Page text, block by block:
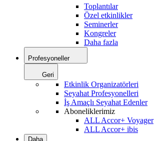
Toplantılar
Özel etkinlikler
Seminerler
Kongreler
Daha fazla
Profesyoneller
Geri
Etkinlik Organizatörleri
Seyahat Profesyonelleri
İş Amaçlı Seyahat Edenler
Aboneliklerimiz
ALL Accor+ Voyager
ALL Accor+ ibis
Daha